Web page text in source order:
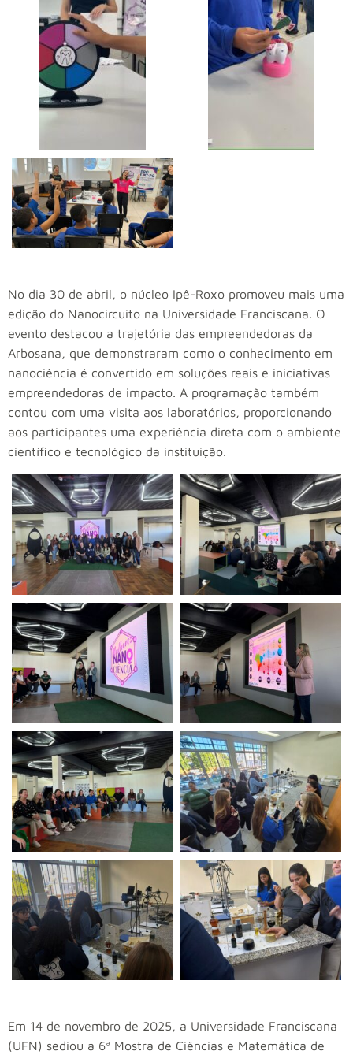
No dia 30 de abril, o núcleo Ipê-Roxo promoveu mais uma
edição do Nanocircuito na Universidade Franciscana. O
evento destacou a trajetória das empreendedoras da
Arbosana, que demonstraram como o conhecimento em
nanociência é convertido em soluções reais e iniciativas
empreendedoras de impacto. A programação também
contou com uma visita aos laboratórios, proporcionando
aos participantes uma experiência direta com o ambiente
científico e tecnológico da instituição.
Em 14 de novembro de 2025, a Universidade Franciscana
(UFN) sediou a 6ª Mostra de Ciências e Matemática de